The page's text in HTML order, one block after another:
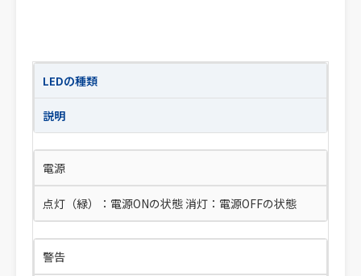
LEDの種類
説明
電源
点灯（緑）：電源ONの状態 消灯：電源OFFの状態
警告